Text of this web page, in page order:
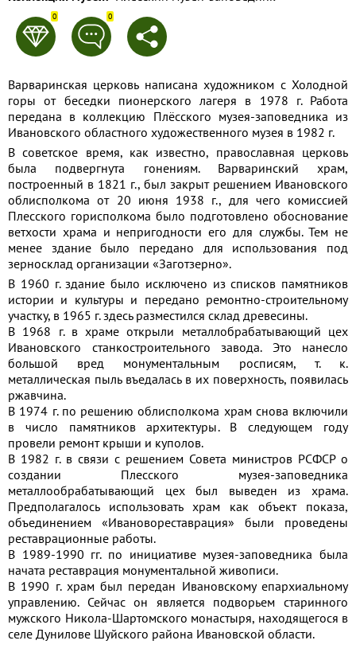
0 0
Варваринская церковь написана художником с Холодной
горы от беседки пионерского лагеря в 1978 г. Работа
передана в коллекцию Плёсского музея-заповедника из
Ивановского областного художественного музея в 1982 г.
В советское время, как известно, православная церковь
была подвергнута гонениям. Варваринский храм,
построенный в 1821 г., был закрыт решением Ивановского
облисполкома от 20 июня 1938 г., для чего комиссией
Плесского горисполкома было подготовлено обоснование
ветхости храма и непригодности его для службы. Тем не
менее здание было передано для использования под
зерносклад организации «Заготзерно».
В 1960 г. здание было исключено из списков памятников
истории и культуры и передано ремонтно-строительному
участку, в 1965 г. здесь разместился склад древесины.
В 1968 г. в храме открыли металлобрабатывающий цех
Ивановского станкостроительного завода. Это нанесло
большой вред монументальным росписям, т. к.
металлическая пыль въедалась в их поверхность, появилась
ржавчина.
В 1974 г. по решению облисполкома храм снова включили
в число памятников архитектуры. В следующем году
провели ремонт крыши и куполов.
В 1982 г. в связи с решением Совета министров РСФСР о
создании Плесского музея-заповедника
металлообрабатывающий цех был выведен из храма.
Предполагалось использовать храм как объект показа,
объединением «Ивановореставрация» были проведены
реставрационные работы.
В 1989-1990 гг. по инициативе музея-заповедника была
начата реставрация монументальной живописи.
В 1990 г. храм был передан Ивановскому епархиальному
управлению. Сейчас он является подворьем старинного
мужского Никола-Шартомского монастыря, находящегося в
селе Дунилове Шуйского района Ивановской области.
Сбросить